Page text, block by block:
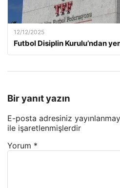
12/12/2025
Futbol Disiplin Kurulu’ndan
Bir yanıt yazın
E-posta adresiniz
ile işaretlenmişlerdir
Yorum *